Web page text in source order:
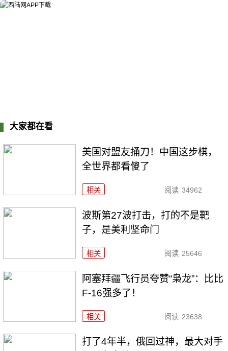
大家都在看
美国对盟友捅刀！中国这步棋，
全世界都看傻了
相关 阅读 34962
波斯第27波打击，打的不是靶
子，是美利坚命门
相关 阅读 25646
阿塞拜疆飞行员夸赞“枭龙”：比比
F-16强多了！
相关 阅读 23638
打了4年半，俄回过神，最大对手